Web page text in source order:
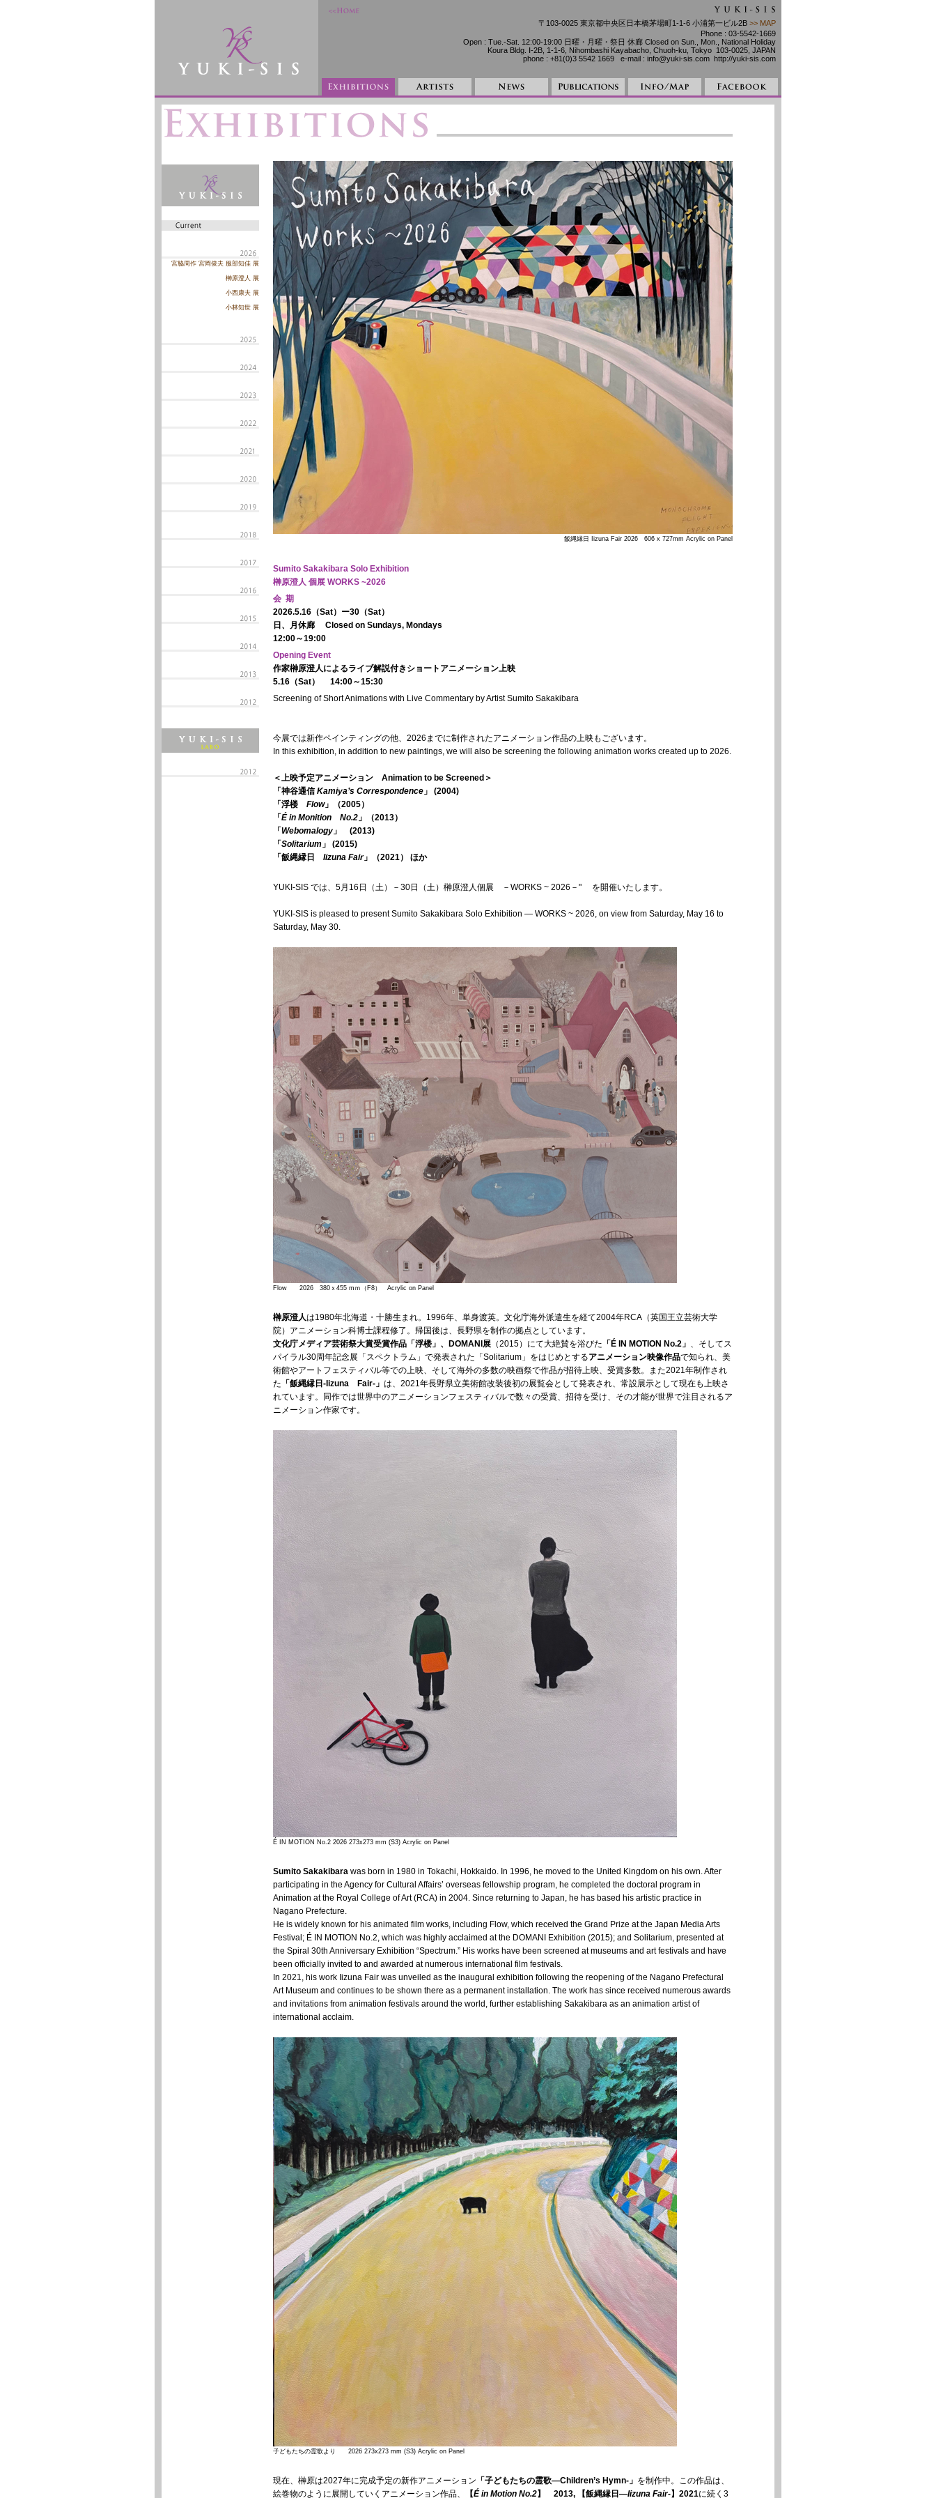
〒103-0025 東京都中央区日本橋茅場町1-1-6 小浦第一ビル2B >> MAP
Phone : 03-5542-1669
Open : Tue.-Sat. 12:00-19:00 日曜・月曜・祭日 休廊 Closed on Sun., Mon., National Holiday
Koura Bldg. Ⅰ-2B, 1-1-6, Nihombashi Kayabacho, Chuoh-ku, Tokyo 103-0025, JAPAN
phone : +81(0)3 5542 1669 e-mail : info@yuki-sis.com http://yuki-sis.com
宮脇周作 宮岡俊夫 服部知佳 展
榊原澄人 展
小西康夫 展
小林知世 展
飯縄縁日 Iizuna Fair 2026 606 x 727mm Acrylic on Panel
Sumito Sakakibara Solo Exhibition
榊原澄人 個展 WORKS ~2026
会 期
2026.5.16（Sat）ー30（Sat）
日、月休廊 Closed on Sundays, Mondays
12:00～19:00
Opening Event
作家榊原澄人によるライブ解説付きショートアニメーション上映
5.16（Sat） 14:00～15:30
Screening of Short Animations with Live Commentary by Artist Sumito Sakakibara
今展では新作ペインティングの他、2026までに制作されたアニメーション作品の上映もございます。
In this exhibition, in addition to new paintings, we will also be screening the following animation works created up to 2026.
＜上映予定アニメーション Animation to be Screened＞
「神⾕通信Kamiyaʼs Correspondence 」 (2004)
「浮楼 Flow」（2005）
「 É in Monition No.2 」（2013）
「 Webomalogy 」 (2013)
「 Solitarium 」 (2015)
「飯縄縁日 Iizuna Fair」（2021） ほか
YUKI-SIS では、5月16日（土）－30日（土）榊原澄人個展 －WORKS ~ 2026－" を開催いたします。
YUKI-SIS is pleased to present Sumito Sakakibara Solo Exhibition — WORKS ~ 2026, on view from Saturday, May 16 to
Saturday, May 30.
Flow 2026 380ｘ455 mｍ（F8） Acrylic on Panel
榊原澄人は1980年北海道・十勝生まれ。1996年、単身渡英。文化庁海外派遣生を経て2004年RCA（英国王立芸術大学
院）アニメーション科博士課程修了。帰国後は、長野県を制作の拠点としています。
文化庁メディア芸術祭大賞受賞作品「浮楼」、DOMANI展 （2015）にて大絶賛を浴びた 「É IN MOTION No.2」 、そしてス
パイラル30周年記念展「スペクトラム」で発表された「Solitarium」をはじめとするアニメーション映像作品で知られ、美
術館やアートフェスティバル等での上映、そして海外の多数の映画祭で作品が招待上映、受賞多数。また2021年制作され
た 「飯縄縁日-Iizuna Fair-」 は、2021年長野県立美術館改装後初の展覧会として発表され、常設展示として現在も上映さ
れています。同作では世界中のアニメーションフェスティバルで数々の受賞、招待を受け、その才能が世界で注目されるア
ニメーション作家です。
É IN MOTION No.2 2026 273x273 mm (S3) Acrylic on Panel
Sumito Sakakibara was born in 1980 in Tokachi, Hokkaido. In 1996, he moved to the United Kingdom on his own. After
participating in the Agency for Cultural Affairs’ overseas fellowship program, he completed the doctoral program in
Animation at the Royal College of Art (RCA) in 2004. Since returning to Japan, he has based his artistic practice in
Nagano Prefecture.
He is widely known for his animated film works, including Flow, which received the Grand Prize at the Japan Media Arts
Festival; É IN MOTION No.2, which was highly acclaimed at the DOMANI Exhibition (2015); and Solitarium, presented at
the Spiral 30th Anniversary Exhibition “Spectrum.” His works have been screened at museums and art festivals and have
been officially invited to and awarded at numerous international film festivals.
In 2021, his work Iizuna Fair was unveiled as the inaugural exhibition following the reopening of the Nagano Prefectural
Art Museum and continues to be shown there as a permanent installation. The work has since received numerous awards
and invitations from animation festivals around the world, further establishing Sakakibara as an animation artist of
international acclaim.
子どもたちの霊歌より 2026 273x273 mm (S3) Acrylic on Panel
現在、榊原は2027年に完成予定の新作アニメーション 「子どもたちの霊歌―Children’s Hymn-」 を制作中。この作品は、
絵巻物のように展開していくアニメーション作品、
【É in Motion No.2】 2013, 【飯縄縁日 ―Iizuna Fair-】2021に続く3